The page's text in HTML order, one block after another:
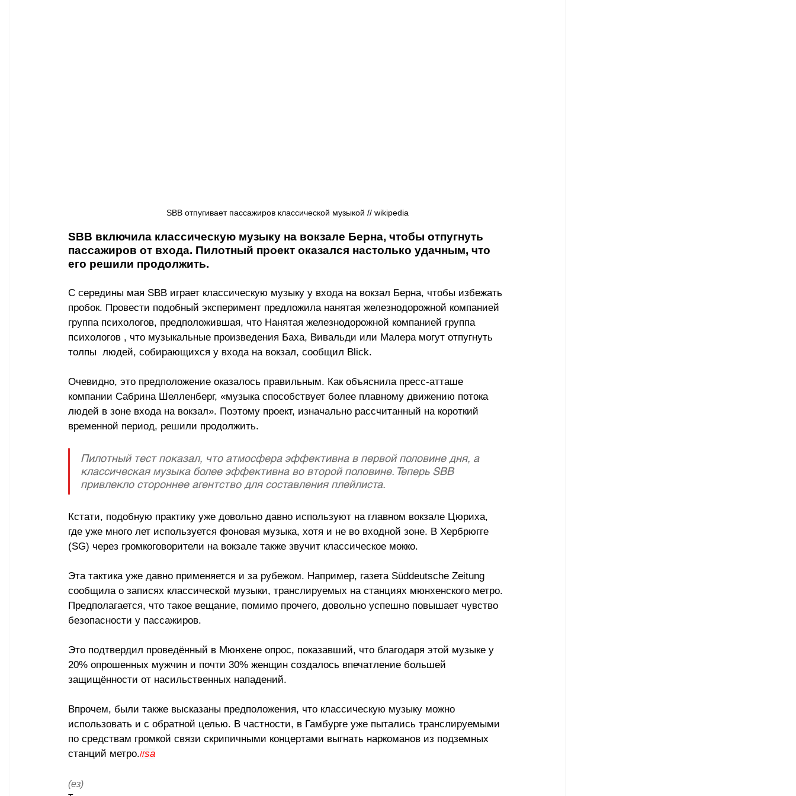
SBB отпугивает пассажиров классической музыкой // wikipedia
SBB включила классическую музыку на вокзале Берна, чтобы отпугнуть
пассажиров от входа. Пилотный проект оказался настолько удачным, что
его решили продолжить.
С середины мая SBB играет классическую музыку у входа на вокзал Берна, чтобы избежать
пробок. Провести подобный эксперимент предложила нанятая железнодорожной компанией
группа психологов, предположившая, что Нанятая железнодорожной компанией группа
психологов , что музыкальные произведения Баха, Вивальди или Малера могут отпугнуть
толпы  людей, собирающихся у входа на вокзал, сообщил Blick.
Очевидно, это предположение оказалось правильным. Как объяснила пресс-атташе
компании Сабрина Шелленберг, «музыка способствует более плавному движению потока
людей в зоне входа на вокзал». Поэтому проект, изначально рассчитанный на короткий
временной период, решили продолжить.
Пилотный тест показал, что атмосфера эффективна в первой половине дня, а
классическая музыка более эффективна во второй половине. Теперь SBB
привлекло стороннее агентство для составления плейлиста.
Кстати, подобную практику уже довольно давно используют на главном вокзале Цюриха,
где уже много лет используется фоновая музыка, хотя и не во входной зоне. В Хербрюгге
(SG) через громкоговорители на вокзале также звучит классическое мокко.
Эта тактика уже давно применяется и за рубежом. Например, газета Süddeutsche Zeitung
сообщила о записях классической музыки, транслируемых на станциях мюнхенского метро.
Предполагается, что такое вещание, помимо прочего, довольно успешно повышает чувство
безопасности у пассажиров.
Это подтвердил проведённый в Мюнхене опрос, показавший, что благодаря этой музыке у
20% опрошенных мужчин и почти 30% женщин создалось впечатление большей
защищённости от насильственных нападений.
Впрочем, были также высказаны предположения, что классическую музыку можно
использовать и с обратной целью. В частности, в Гамбурге уже пытались транслируемыми
по средствам громкой связи скрипичными концертами выгнать наркоманов из подземных
станций метро.//sa
(ез)